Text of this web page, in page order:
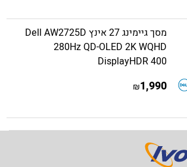
מסך גיימינג 27 אינץ Dell AW2725D
280Hz QD-OLED 2K WQHD
DisplayHDR 400
1,990
₪